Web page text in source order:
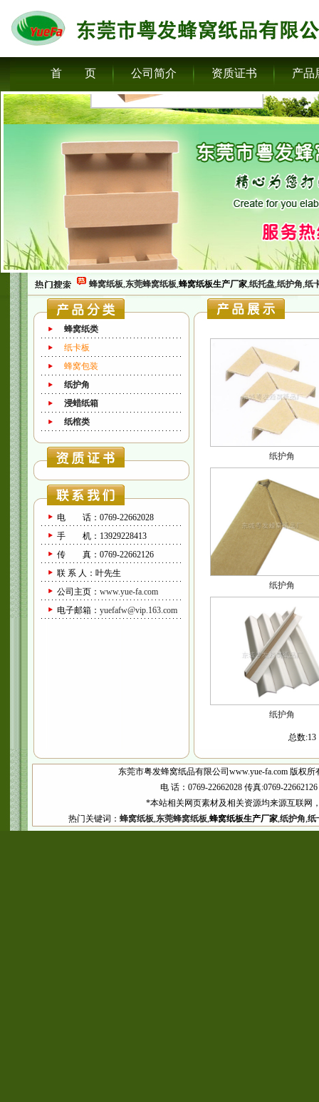
首 页 公司简介 资质证书 产品
蜂窝纸板,东莞蜂窝纸板,蜂窝纸板生产厂家,纸托盘,纸护角,纸
蜂窝纸类
纸卡板
蜂窝包装
纸护角
浸蜡纸箱
纸棺类
电 话：0769-22662028
手 机：13929228413
传 真：0769-22662126
联 系 人：叶先生
公司主页： www.yue-fa.com
电子邮箱： yuefafw@vip.163.com
纸护角
纸护角
纸护角
总数
东莞市粤发蜂窝纸品有限公司www.yue-fa.com 版权
电 话：0769-22662028 传真:0769-
*本站相关网页素材及相关资源均来源互联网
热门关键词： 蜂窝纸板,东莞蜂窝纸板,蜂窝纸板生产厂家,纸护角,纸